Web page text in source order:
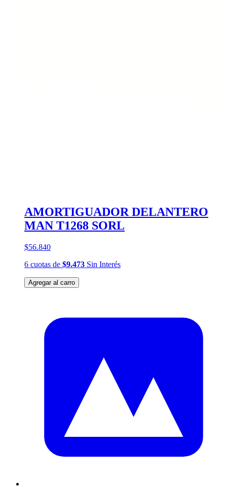
AMORTIGUADOR DELANTERO
MAN T1268 SORL
$56.840
6 cuotas de $9.473 Sin Interés
Agregar al carro